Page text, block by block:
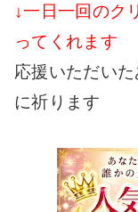
↓一日一回のク
ってくれます
応援いただい
に祈ります